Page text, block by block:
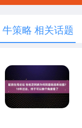
牛策略 相关话题